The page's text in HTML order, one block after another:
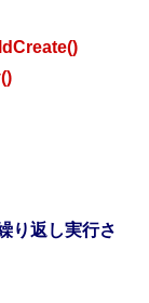
()
り返し実行さ